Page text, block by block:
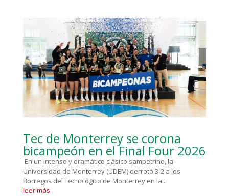
Tec de Monterrey se corona
bicampeón en el Final Four 2026
En un intenso y dramático clásico sampetrino, la
Universidad de Monterrey (UDEM) derrotó 3-2 a los
Borregos del Tecnológico de Monterrey en la...
leer más